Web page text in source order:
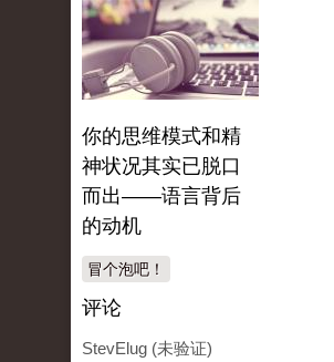
你的思维模式和精
神状况其实已脱口
而出——语言背后
的动机
冒个泡吧！
评论
StevElug (未验证)